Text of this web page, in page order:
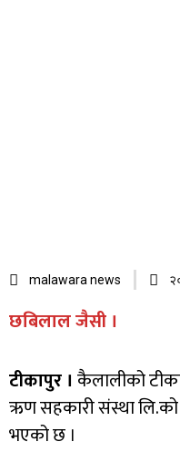
malawara news
छबिलाल जैसी ।
टीकापुर । कैलालीको
ऋण सहकारी संस्था लि.को
भएको छ ।